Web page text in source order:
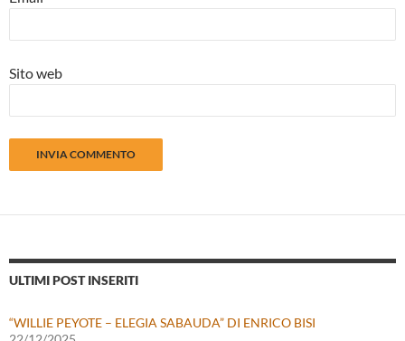
Sito web
ULTIMI POST INSERITI
“WILLIE PEYOTE – ELEGIA SABAUDA” DI ENRICO BISI